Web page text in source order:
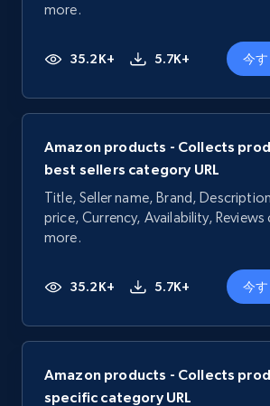
more.
35.2K+ 5.7K+ 今
Amazon products - Collects
best sellers category URL
Title, Seller name, Brand,
price, Currency, Availability,
more.
35.2K+ 5.7K+ 今
Amazon products - Collects
specific category URL